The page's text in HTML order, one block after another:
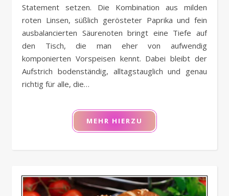
Statement setzen. Die Kombination aus milden
roten Linsen, süßlich gerösteter Paprika und fein
ausbalancierten Säurenoten bringt eine Tiefe auf
den Tisch, die man eher von aufwendig
komponierten Vorspeisen kennt. Dabei bleibt der
Aufstrich bodenständig, alltagstauglich und genau
richtig für alle, die…
MEHR HIERZU